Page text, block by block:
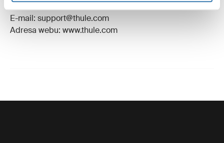
E-mail: support@thule.com
Adresa webu: www.thule.com